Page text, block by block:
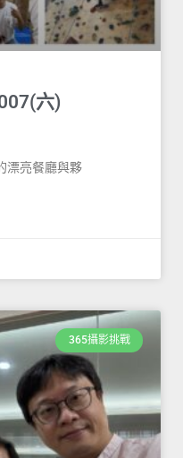
六)
漂亮餐廳與夥
365攝影挑戰